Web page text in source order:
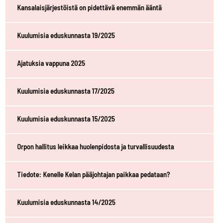
Kansalaisjärjestöistä on pidettävä enemmän ääntä
Kuulumisia eduskunnasta 19/2025
Ajatuksia vappuna 2025
Kuulumisia eduskunnasta 17/2025
Kuulumisia eduskunnasta 15/2025
Orpon hallitus leikkaa huolenpidosta ja turvallisuudesta
Tiedote: Kenelle Kelan pääjohtajan paikkaa pedataan?
Kuulumisia eduskunnasta 14/2025